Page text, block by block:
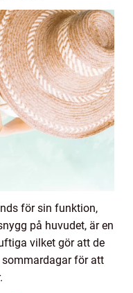
för sin funktion,
på huvudet, är en
vilket gör att de
för att